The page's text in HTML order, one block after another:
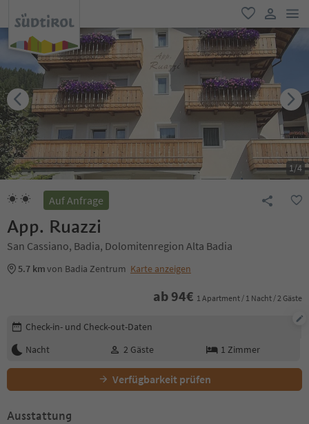
favorit
user link
1/4
Auf Anfrage
App. Ruazzi
San Cassiano, Badia, Dolomitenregion Alta Badia
5.7 kmvon Badia Zentrum Karte anzeigen
ab 94€ 1 Apartment / 1 Nacht / 2 Gäste
Buchungsdetails bearbeiten
Check-in- und Check-out-Daten
Nacht
2 Gäste 1 Zimmer
Verfügbarkeit prüfen
Ausstattung